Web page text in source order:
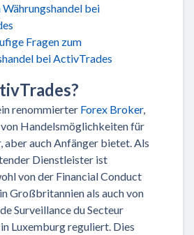
Währungshandel bei
Fragen zum
bei ActivTrades
renommierter Forex Broker,
Handelsmöglichkeiten für
aber auch Anfänger bietet. Als
Dienstleister ist
von der Financial Conduct
Großbritannien als auch von
Surveillance du Secteur
in Luxemburg reguliert. Dies